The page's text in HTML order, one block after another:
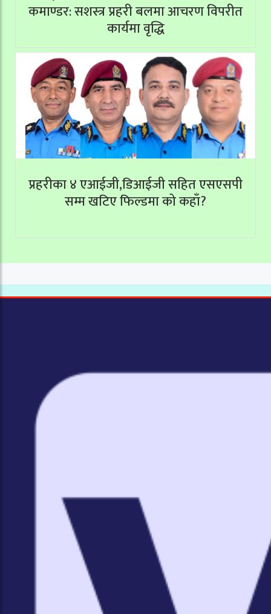
कमाण्डर: सशस्त्र प्रहरी बलमा आचरण विपरीत
कार्यमा वृद्धि
प्रहरीका ४ एआईजी,डिआईजी सहित एसएसपी
सम्म खटिए फिल्डमा को कहाँ?